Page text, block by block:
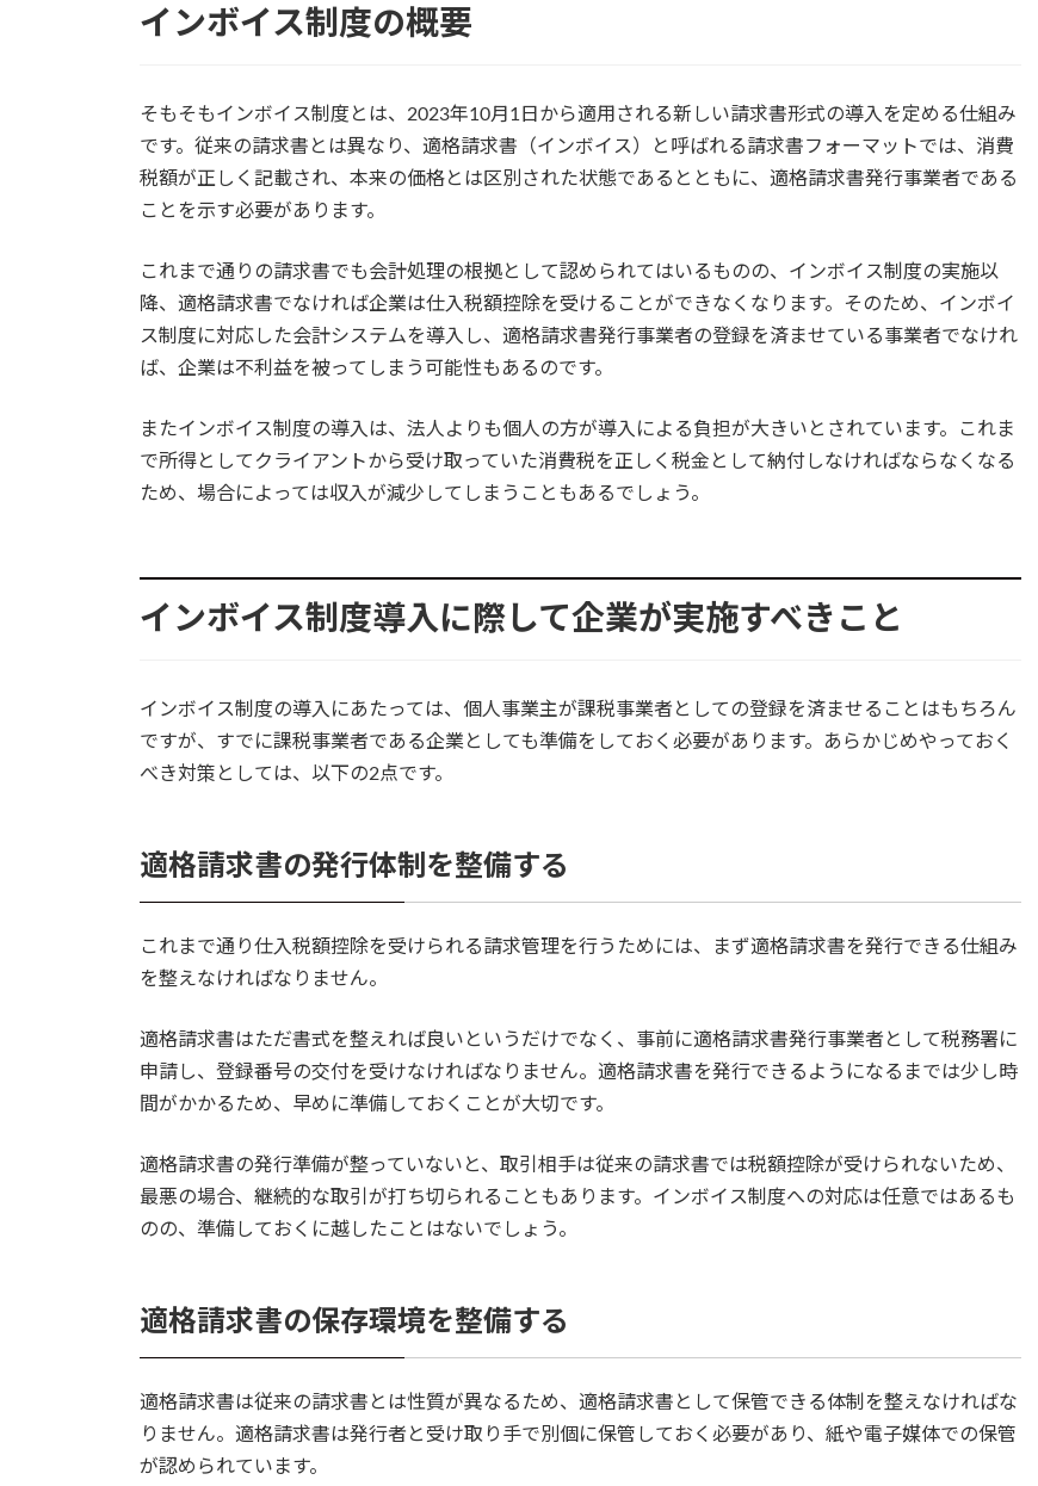
インボイス制度の概要
そもそもインボイス制度とは、2023年10月1日から適用される新しい請求書形式の導入を定める仕組み
です。従来の請求書とは異なり、適格請求書（インボイス）と呼ばれる請求書フォーマットでは、消費
税額が正しく記載され、本来の価格とは区別された状態であるとともに、適格請求書発行事業者である
ことを示す必要があります。
これまで通りの請求書でも会計処理の根拠として認められてはいるものの、インボイス制度の実施以
降、適格請求書でなければ企業は仕入税額控除を受けることができなくなります。そのため、インボイ
ス制度に対応した会計システムを導入し、適格請求書発行事業者の登録を済ませている事業者でなけれ
ば、企業は不利益を被ってしまう可能性もあるのです。
またインボイス制度の導入は、法人よりも個人の方が導入による負担が大きいとされています。これま
で所得としてクライアントから受け取っていた消費税を正しく税金として納付しなければならなくなる
ため、場合によっては収入が減少してしまうこともあるでしょう。
インボイス制度導入に際して企業が実施すべきこと
インボイス制度の導入にあたっては、個人事業主が課税事業者としての登録を済ませることはもちろん
ですが、すでに課税事業者である企業としても準備をしておく必要があります。あらかじめやっておく
べき対策としては、以下の2点です。
適格請求書の発行体制を整備する
これまで通り仕入税額控除を受けられる請求管理を行うためには、まず適格請求書を発行できる仕組み
を整えなければなりません。
適格請求書はただ書式を整えれば良いというだけでなく、事前に適格請求書発行事業者として税務署に
申請し、登録番号の交付を受けなければなりません。適格請求書を発行できるようになるまでは少し時
間がかかるため、早めに準備しておくことが大切です。
適格請求書の発行準備が整っていないと、取引相手は従来の請求書では税額控除が受けられないため、
最悪の場合、継続的な取引が打ち切られることもあります。インボイス制度への対応は任意ではあるも
のの、準備しておくに越したことはないでしょう。
適格請求書の保存環境を整備する
適格請求書は従来の請求書とは性質が異なるため、適格請求書として保管できる体制を整えなければな
りません。適格請求書は発行者と受け取り手で別個に保管しておく必要があり、紙や電子媒体での保管
が認められています。